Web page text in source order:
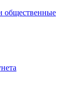
общественные